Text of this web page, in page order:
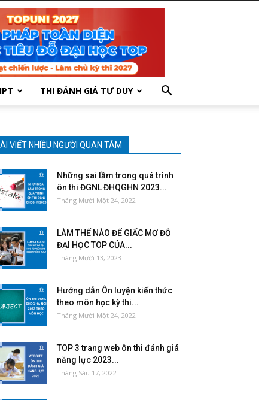
THI ĐÁNH GIÁ TƯ DUY
VIẾT NHIỀU NGƯỜI QUAN TÂM
Những sai lầm trong quá trình
ôn thi ĐGNL ĐHQGHN 2023...
Tháng Mười Một 24, 2022
LÀM THẾ NÀO ĐỂ GIẤC MƠ ĐỖ
ĐẠI HỌC TOP CỦA...
Tháng Mười 13, 2023
Hướng dẫn Ôn luyện kiến thức
theo môn học kỳ thi...
Tháng Mười Một 24, 2022
TOP 3 trang web ôn thi đánh giá
năng lực 2023...
Tháng Sáu 17, 2022